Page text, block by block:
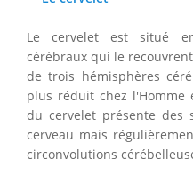
Le cervelet est situé
cérébraux qui le
de trois hémisphères
plus réduit chez l'Homme
du cervelet présente des
cerveau mais
circonvolutions